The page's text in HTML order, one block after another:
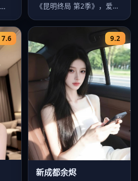
《昆明终局 第2季》，爱情
出色，2…
7.6 9.2
新成都余烬